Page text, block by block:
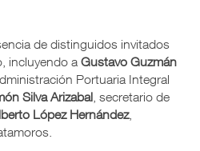
de distinguidos invitados
incluyendo a Gustavo Guzmán
Portuaria Integral
Silva Arizabal , secretario de
López Hernández,